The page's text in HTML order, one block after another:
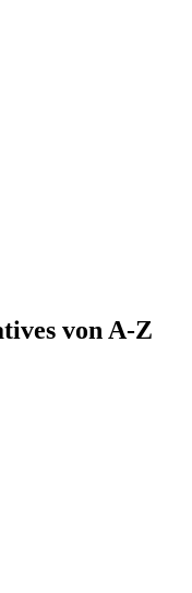
von A-Z